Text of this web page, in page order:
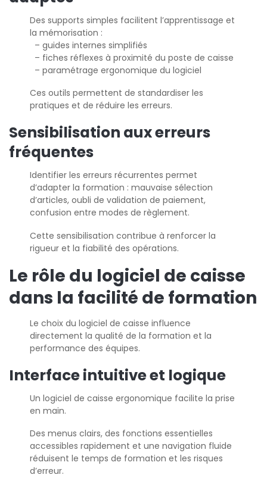
Des supports simples facilitent l’apprentissage et
la mémorisation :
– guides internes simplifiés
– fiches réflexes à proximité du poste de caisse
– paramétrage ergonomique du logiciel
Ces outils permettent de standardiser les
pratiques et de réduire les erreurs.
Sensibilisation aux erreurs
fréquentes
Identifier les erreurs récurrentes permet
d’adapter la formation : mauvaise sélection
d’articles, oubli de validation de paiement,
confusion entre modes de règlement.
Cette sensibilisation contribue à renforcer la
rigueur et la fiabilité des opérations.
Le rôle du logiciel de caisse
dans la facilité de formation
Le choix du logiciel de caisse influence
directement la qualité de la formation et la
performance des équipes.
Interface intuitive et logique
Un logiciel de caisse ergonomique facilite la prise
en main.
Des menus clairs, des fonctions essentielles
accessibles rapidement et une navigation fluide
réduisent le temps de formation et les risques
d’erreur.